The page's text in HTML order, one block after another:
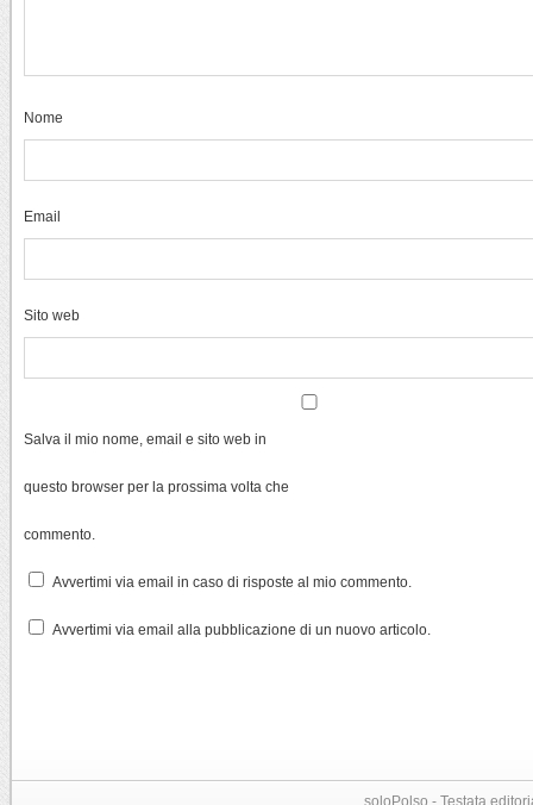
Nome
Email
Sito web
Salva il mio nome, email e sito web in
questo browser per la prossima volta che
commento.
Avvertimi via email in caso di risposte al mio commento.
Avvertimi via email alla pubblicazione di un nuovo articolo.